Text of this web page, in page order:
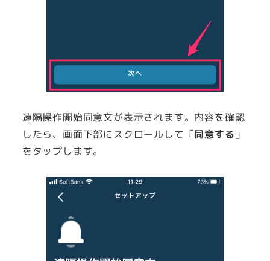
遠隔操作開始同意文が表示されます。内容を確認
したら、画面下部にスクロールして「同意する 」
をタップします。